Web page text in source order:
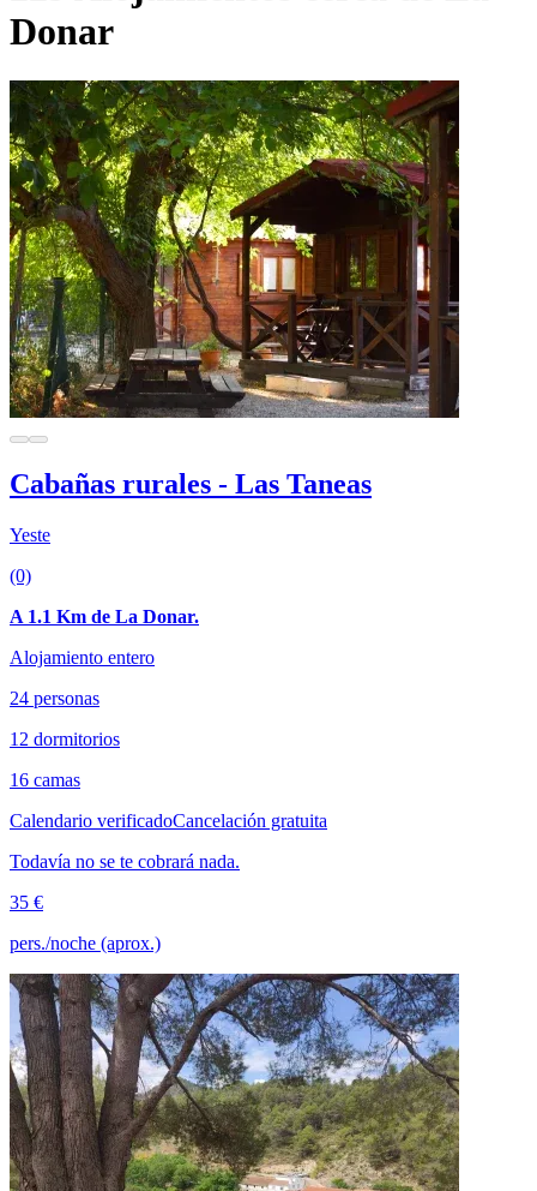
Donar
Cabañas rurales - Las Taneas
Yeste
(0)
A 1.1 Km de La Donar.
Alojamiento entero
24 personas
12 dormitorios
16 camas
Calendario verificadoCancelación gratuita
Todavía no se te cobrará nada.
35 €
pers./noche (aprox.)